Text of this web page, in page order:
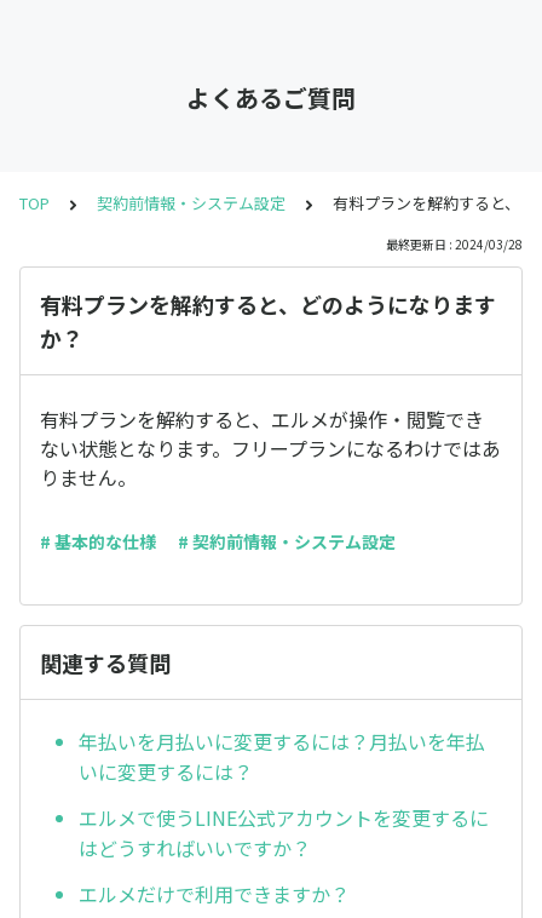
よくあるご質問
TOP 契約前情報・システム設定 有料プランを解約すると、
最終更新日 : 2024/03/28
有料プランを解約すると、どのようになります
か？
有料プランを解約すると、エルメが操作・閲覧でき
ない状態となります。フリープランになるわけではあ
りません。
# 基本的な仕様 # 契約前情報・システム設定
関連する質問
年払いを月払いに変更するには？月払いを年払
いに変更するには？
エルメで使うLINE公式アカウントを変更するに
はどうすればいいですか？
エルメだけで利用できますか？